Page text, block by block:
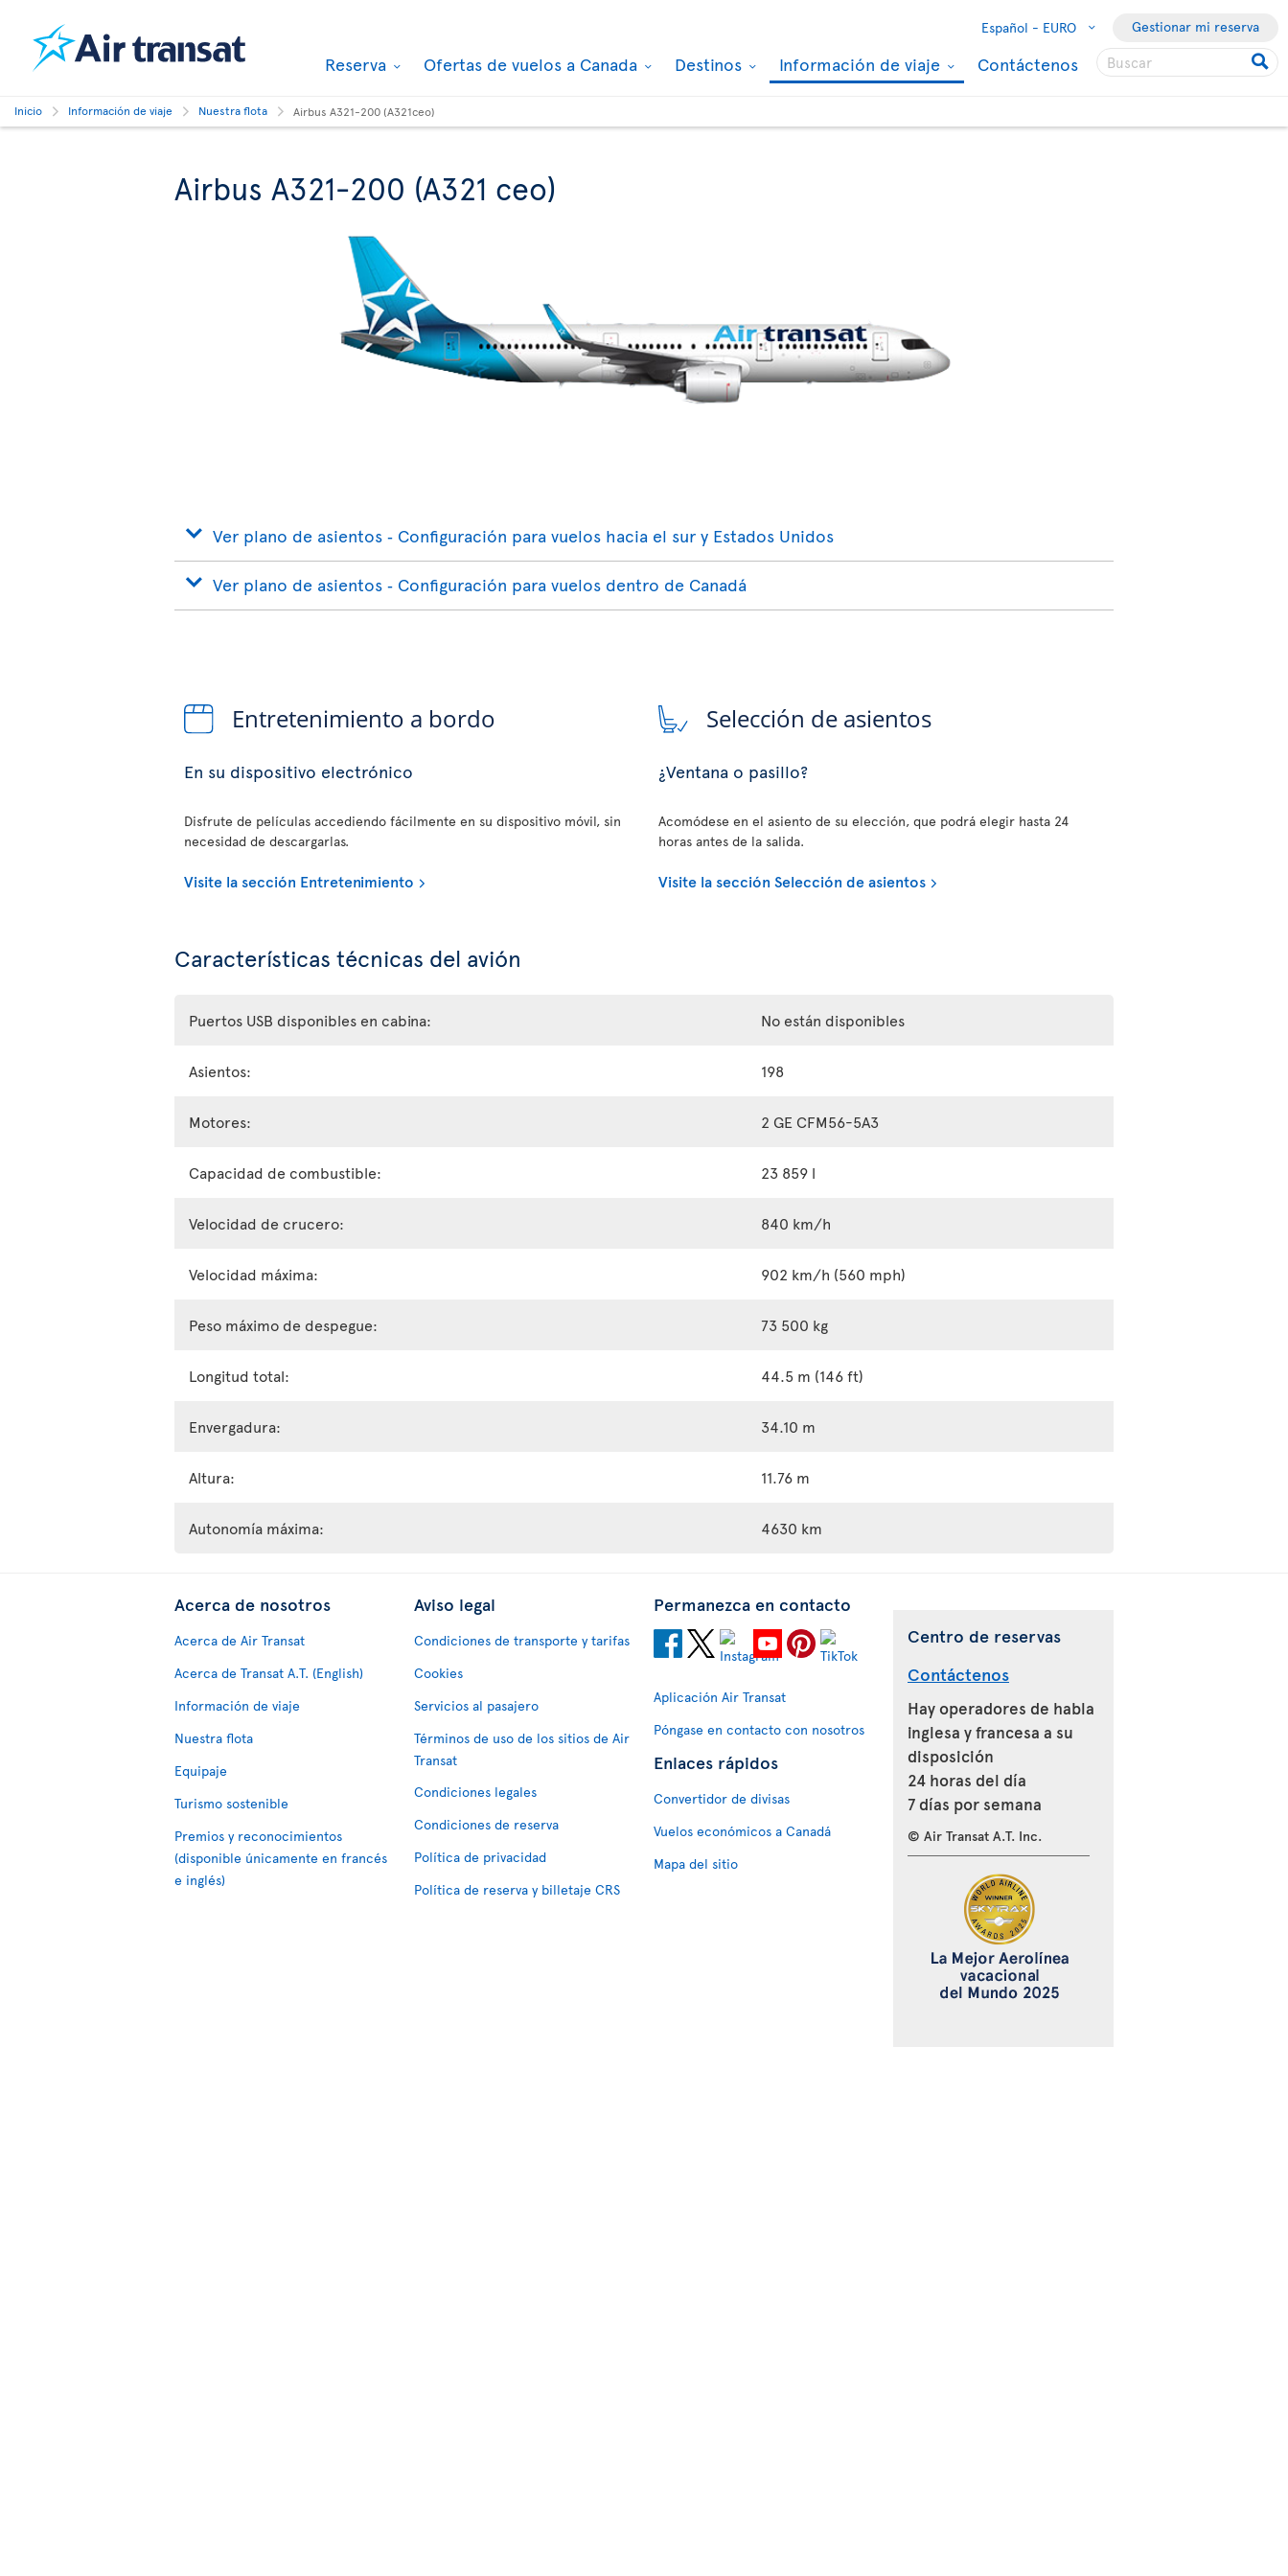
Español - EURO Gestionar mi reserva
Reserva Ofertas de vuelos a Canada Destinos Información de viaje Contáctenos
Inicio Información de viaje Nuestra flota Airbus A321-200 (A321ceo)
Airbus A321-200 (A321 ceo)
Ver plano de asientos ‐ Configuración para vuelos hacia el sur y Estados Unidos
Ver plano de asientos ‐ Configuración para vuelos dentro de Canadá
Entretenimiento a bordo
En su dispositivo electrónico
Disfrute de películas accediendo fácilmente en su dispositivo móvil, sin
necesidad de descargarlas.
Visite la sección Entretenimiento
Selección de asientos
¿Ventana o pasillo?
Acomódese en el asiento de su elección, que podrá elegir hasta 24
horas antes de la salida.
Visite la sección Selección de asientos
Características técnicas del avión
Puertos USB disponibles en cabina: No están disponibles
Asientos: 198
Motores: 2 GE CFM56-5A3
Capacidad de combustible: 23 859 l
Velocidad de crucero: 840 km/h
Velocidad máxima: 902 km/h (560 mph)
Peso máximo de despegue: 73 500 kg
Longitud total: 44.5 m (146 ft)
Envergadura: 34.10 m
Altura: 11.76 m
Autonomía máxima: 4630 km
Acerca de nosotros
Acerca de Air Transat
Acerca de Transat A.T. (English)
Información de viaje
Nuestra flota
Equipaje
Turismo sostenible
Premios y reconocimientos
(disponible únicamente en francés
e inglés)
Aviso legal
Condiciones de transporte y tarifas
Cookies
Servicios al pasajero
Términos de uso de los sitios de Air
Transat
Condiciones legales
Condiciones de reserva
Política de privacidad
Política de reserva y billetaje CRS
Permanezca en contacto
Aplicación Air Transat
Póngase en contacto con nosotros
Enlaces rápidos
Convertidor de divisas
Vuelos económicos a Canadá
Mapa del sitio
Centro de reservas
Contáctenos
Hay operadores de habla
inglesa y francesa a su
disposición
24 horas del día
7 días por semana
© Air Transat A.T. Inc.